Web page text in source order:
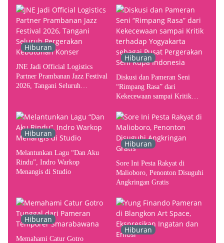
Hiburan
JNE Jadi Official Logistics
Partner Prambanan Jazz Festival
2026, Tangani Seluruh
Hiburan
Diskusi dan Pameran Seni
“Rimpang Rasa” dari
Kekecewaan sampai Kritik
Pusat Pergerakan Seni Rupa
Indonesia
Hiburan
Melantunkan Lagu “Dan Aku
Rindu”, Indro Warkop
Menangis di Studio
Hiburan
Sore Ini Pesta Rakyat di
Malioboro, Penonton Disuguhi
Angkringan Gratis
Hiburan
Memahami Catur Gotro
Hiburan